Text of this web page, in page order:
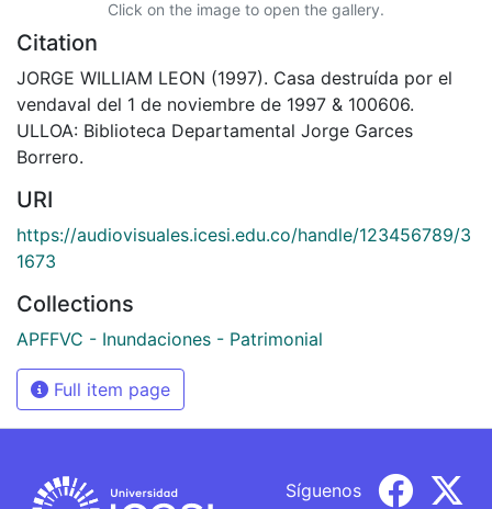
Click on the image to open the gallery.
Citation
JORGE WILLIAM LEON (1997). Casa destruída por el
vendaval del 1 de noviembre de 1997 & 100606.
ULLOA: Biblioteca Departamental Jorge Garces
Borrero.
URI
https://audiovisuales.icesi.edu.co/handle/123456789/3
1673
Collections
APFFVC - Inundaciones - Patrimonial
Full item page
Síguenos